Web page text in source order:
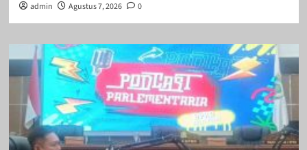
admin Agustus 7, 2026 0